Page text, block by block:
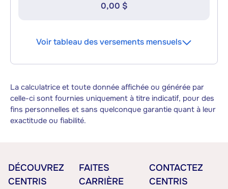
0,00 $
Voir tableau des versements mensuels
La calculatrice et toute donnée affichée ou générée par
celle-ci sont fournies uniquement à titre indicatif, pour des
fins personnelles et sans quelconque garantie quant à leur
exactitude ou fiabilité.
DÉCOUVREZ
CENTRIS
FAITES
CARRIÈRE
CONTACTEZ
CENTRIS